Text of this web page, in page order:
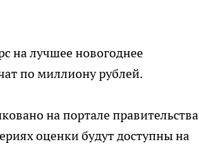
на лучшее новогоднее
по миллиону рублей.
на портале правительства
оценки будут доступны на